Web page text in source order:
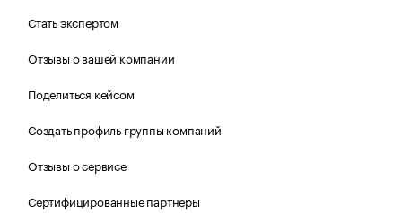
Стать экспертом
Отзывы о вашей компании
Поделиться кейсом
Создать профиль группы компаний
Отзывы о сервисе
Сертифицированные партнеры